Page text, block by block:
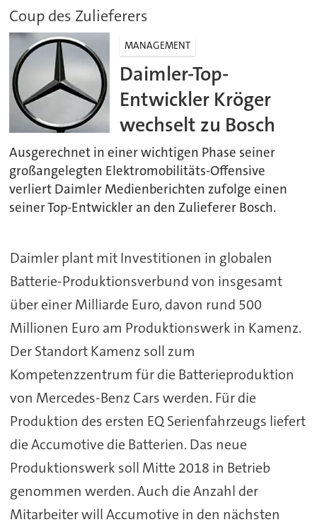
Coup des Zulieferers
MANAGEMENT
Daimler-Top-
Entwickler Kröger
wechselt zu Bosch
Ausgerechnet in einer wichtigen Phase seiner
großangelegten Elektromobilitäts-Offensive
verliert Daimler Medienberichten zufolge einen
seiner Top-Entwickler an den Zulieferer Bosch.
Daimler plant mit Investitionen in globalen
Batterie-Produktionsverbund von insgesamt
über einer Milliarde Euro, davon rund 500
Millionen Euro am Produktionswerk in Kamenz.
Der Standort Kamenz soll zum
Kompetenzzentrum für die Batterieproduktion
von Mercedes-Benz Cars werden. Für die
Produktion des ersten EQ Serienfahrzeugs liefert
die Accumotive die Batterien. Das neue
Produktionswerk soll Mitte 2018 in Betrieb
genommen werden. Auch die Anzahl der
Mitarbeiter will Accumotive in den nächsten